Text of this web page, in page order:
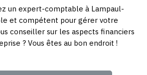
un expert-comptable à Lampaul-
et compétent pour gérer votre
conseiller sur les aspects financiers
? Vous êtes au bon endroit !